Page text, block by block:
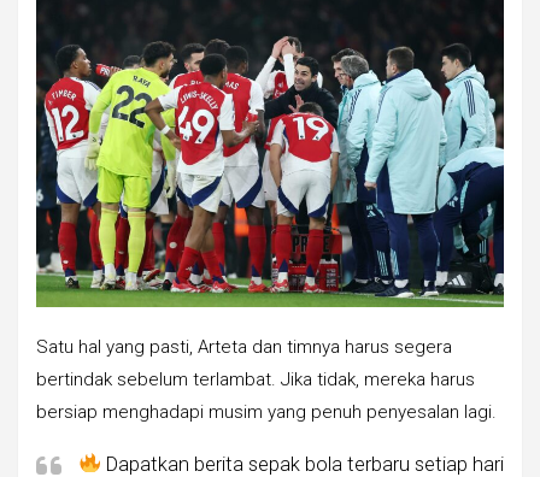
Satu hal yang pasti, Arteta dan timnya harus segera
bertindak sebelum terlambat. Jika tidak, mereka harus
bersiap menghadapi musim yang penuh penyesalan lagi.
Dapatkan berita sepak bola terbaru setiap hari